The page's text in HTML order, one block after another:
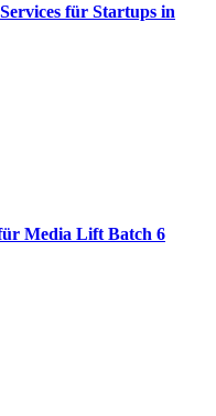
für Startups in
Media Lift Batch 6